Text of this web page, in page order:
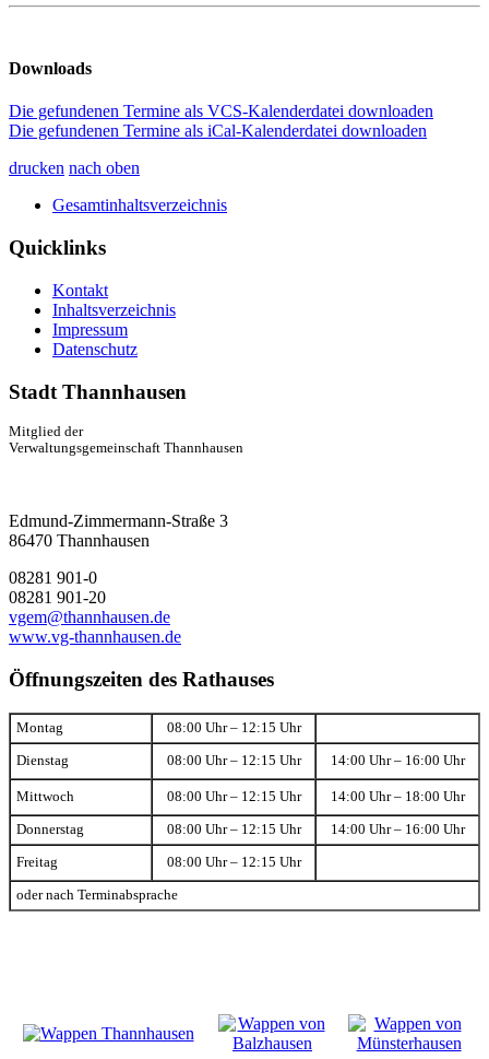
Downloads
Die gefundenen Termine als VCS-Kalenderdatei downloaden
Die gefundenen Termine als iCal-Kalenderdatei downloaden
drucken nach oben
Gesamtinhaltsverzeichnis
Quicklinks
Kontakt
Inhaltsverzeichnis
Impressum
Datenschutz
Stadt Thannhausen
Mitglied der
Verwaltungsgemeinschaft Thannhausen
Edmund-Zimmermann-Straße 3
86470 Thannhausen
08281 901-0
08281 901-20
vgem@thannhausen.de
www.vg-thannhausen.de
Öffnungszeiten des Rathauses
Montag 08:00 Uhr – 12:15 Uhr
Dienstag 08:00 Uhr – 12:15 Uhr 14:00 Uhr – 16:00 Uhr
Mittwoch 08:00 Uhr – 12:15 Uhr 14:00 Uhr – 18:00 Uhr
Donnerstag 08:00 Uhr – 12:15 Uhr 14:00 Uhr – 16:00 Uhr
Freitag 08:00 Uhr – 12:15 Uhr
oder nach Terminabsprache